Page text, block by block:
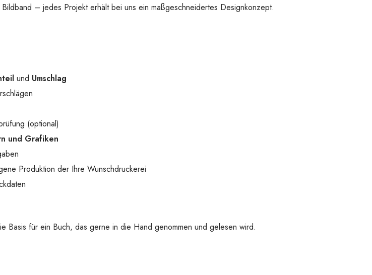
– jedes Projekt erhält bei uns ein maßgeschneidertes Designkonzept.
und Umschlag
(optional)
und Grafiken
Produktion der Ihre Wunschdruckerei
Basis für ein Buch, das gerne in die Hand genommen und gelesen wird.